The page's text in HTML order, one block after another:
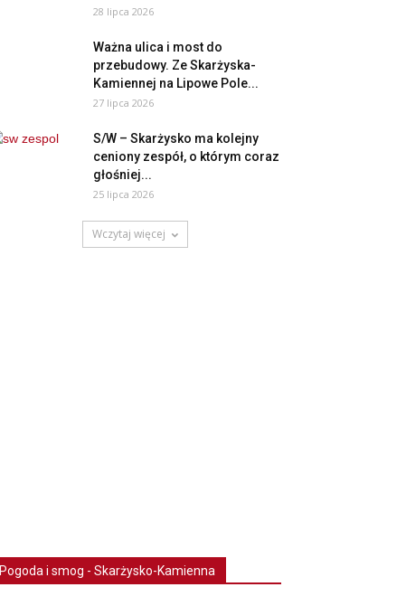
28 lipca 2026
Ważna ulica i most do
przebudowy. Ze Skarżyska-
Kamiennej na Lipowe Pole...
27 lipca 2026
S/W – Skarżysko ma kolejny
ceniony zespół, o którym coraz
głośniej...
25 lipca 2026
Wczytaj więcej
Pogoda i smog - Skarżysko-Kamienna